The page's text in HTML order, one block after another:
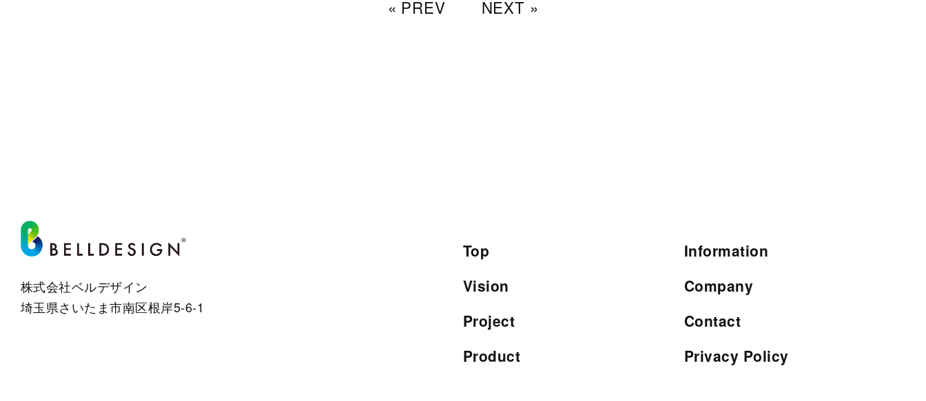
« PREV NEXT »
株式会社ベルデザイン
埼玉県さいたま市南区根岸5-6-1
Top
Vision
Project
Product
Information
Company
Contact
Privacy Policy